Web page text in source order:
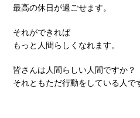
最高の休日が過ごせます。
それができれば
もっと人間らしくなれます。
皆さんは人間らしい人間ですか？
それともただ行動をしている人で